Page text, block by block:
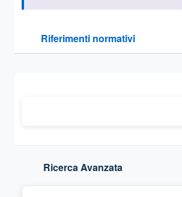
Riferimenti normativi
Sezione compressa
Ricerca Avanzata